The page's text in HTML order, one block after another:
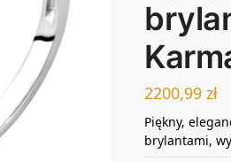
2200,99 zł
Piękny,
brylantami,